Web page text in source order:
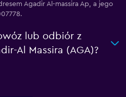
Agadir Al-massira Ap, a jego
lub odbiór z
Al Massira (AGA)?